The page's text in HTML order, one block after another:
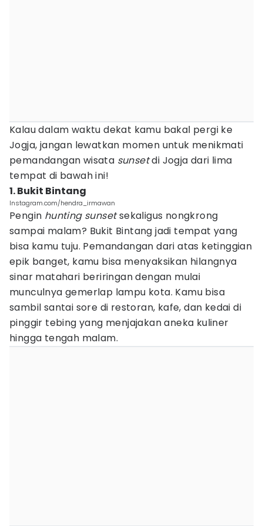
Kalau dalam waktu dekat kamu bakal pergi ke
Jogja, jangan lewatkan momen untuk menikmati
pemandangan wisata sunsetdi Jogja dari lima
tempat di bawah ini!
1. Bukit Bintang
Instagram.com/hendra_irmawan
Pengin hunting sunsetsekaligus nongkrong
sampai malam? Bukit Bintang jadi tempat yang
bisa kamu tuju. Pemandangan dari atas ketinggian
epik banget, kamu bisa menyaksikan hilangnya
sinar matahari beriringan dengan mulai
munculnya gemerlap lampu kota. Kamu bisa
sambil santai sore di restoran, kafe, dan kedai di
pinggir tebing yang menjajakan aneka kuliner
hingga tengah malam.